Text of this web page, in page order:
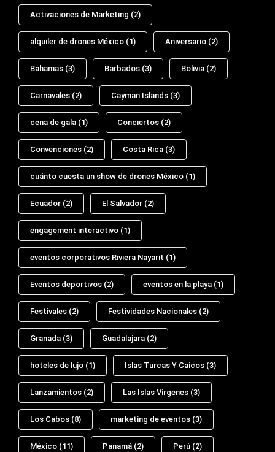
Activaciones de Marketing (2)
alquiler de drones México (1) Aniversario (2)
Bahamas (3) Barbados (3) Bolivia (2)
Carnavales (2) Cayman Islands (3)
cena de gala (1) Conciertos (2)
Convenciones (2) Costa Rica (3)
cuánto cuesta un show de drones México (1)
Ecuador (2) El Salvador (2)
engagement interactivo (1)
eventos corporativos Riviera Nayarit (1)
Eventos deportivos (2) eventos en la playa (1)
Festivales (2) Festividades Nacionales (2)
Granada (3) Guadalajara (2)
hoteles de lujo (1) Islas Turcas Y Caicos (3)
Lanzamientos (2) Las Islas Virgenes (3)
Los Cabos (8) marketing de eventos (3)
México (11) Panamá (2) Perú (2)